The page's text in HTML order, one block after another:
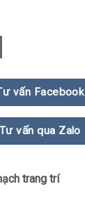
trí CD170 quantity
vấn Facebook
Tư vấn qua Zalo
trang trí